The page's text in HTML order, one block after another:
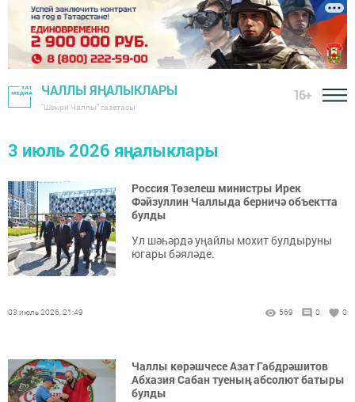
ЧАЛЛЫ ЯҢАЛЫКЛАРЫ
"Шәһри Чаллы" газетасы
16+
3 июль 2026 яңалыклары
Россия Төзелеш министры Ирек
Фәйзуллин Чаллыда берничә объектта
булды
Ул шәһәрдә уңайлы мохит булдыруны
югары бәяләде.
03 июль 2026, 21:49 569 0 0
Чаллы көрәшчесе Азат Габдрәшитов
Абхазия Сабан туеның абсолют батыры
булды